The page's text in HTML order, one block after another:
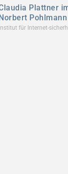
Plattner
Pohlmann
Institut für Internet-